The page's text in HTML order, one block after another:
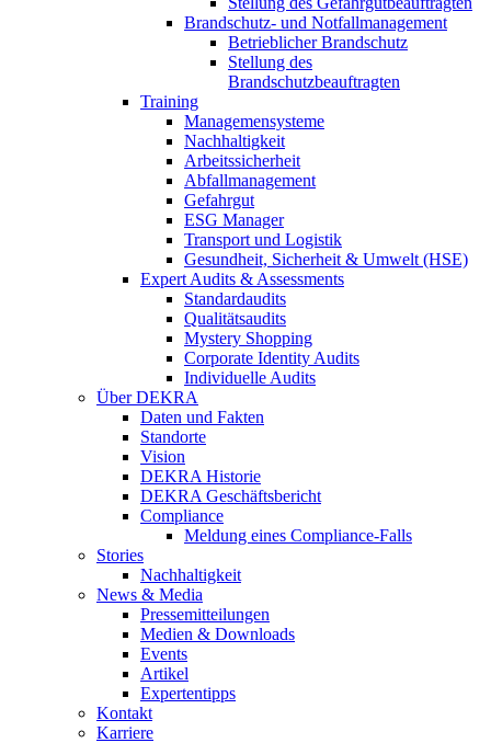
Brandschutz- und Notfallmanagement
Betrieblicher Brandschutz
Stellung des
Brandschutzbeauftragten
Training
Managemensysteme
Nachhaltigkeit
Arbeitssicherheit
Abfallmanagement
Gefahrgut
ESG Manager
Transport und Logistik
Gesundheit, Sicherheit & Umwelt (HSE)
Expert Audits & Assessments
Standardaudits
Qualitätsaudits
Mystery Shopping
Corporate Identity Audits
Individuelle Audits
Über DEKRA
Daten und Fakten
Standorte
Vision
DEKRA Historie
DEKRA Geschäftsbericht
Compliance
Meldung eines Compliance-Falls
Stories
Nachhaltigkeit
News & Media
Pressemitteilungen
Medien & Downloads
Events
Artikel
Expertentipps
Kontakt
Karriere